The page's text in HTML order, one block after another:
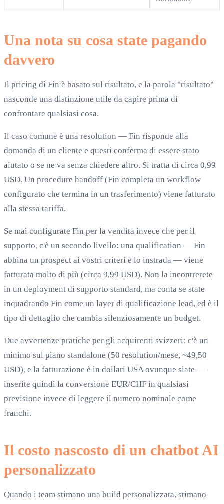
Una nota su cosa state pagando
davvero
Il pricing di Fin è basato sul risultato, e la parola "risultato"
nasconde una distinzione utile da capire prima di
confrontare qualsiasi cosa.
Il caso comune è una resolution — Fin risponde alla
domanda di un cliente e questi conferma di essere stato
aiutato o se ne va senza chiedere altro. Si tratta di circa 0,99
USD. Un procedure handoff (Fin completa un workflow
configurato che termina in un trasferimento) viene fatturato
alla stessa tariffa.
Se mai configurate Fin per la vendita invece che per il
supporto, c'è un secondo livello: una qualification — Fin
abbina un prospect ai vostri criteri e lo instrada — viene
fatturata molto di più (circa 9,99 USD). Non la incontrerete
in un deployment di supporto standard, ma conta se state
inquadrando Fin come un layer di qualificazione lead, ed è il
tipo di dettaglio che cambia silenziosamente un budget.
Due avvertenze pratiche per gli acquirenti svizzeri: c'è un
minimo sul piano standalone (50 resolution/mese, ~49,50
USD), e la fatturazione è in dollari USA ovunque siate —
inserite quindi la conversione EUR/CHF in qualsiasi
previsione invece di leggere il numero nominale come
franchi.
Il costo nascosto di un chatbot AI
personalizzato
Quando i team stimano una build personalizzata, stimano